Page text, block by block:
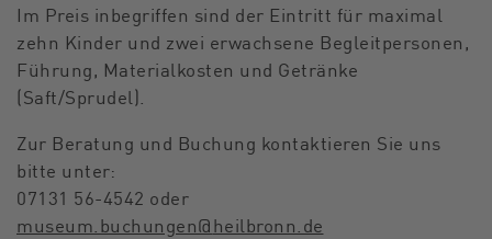
Im Preis inbegriffen sind der Eintritt für maximal
zehn Kinder und zwei erwachsene Begleitpersonen,
Führung, Materialkosten und Getränke
(Saft/Sprudel).
Zur Beratung und Buchung kontaktieren Sie uns
bitte unter:
07131 56-4542 oder
museum.buchungen@heilbronn.de